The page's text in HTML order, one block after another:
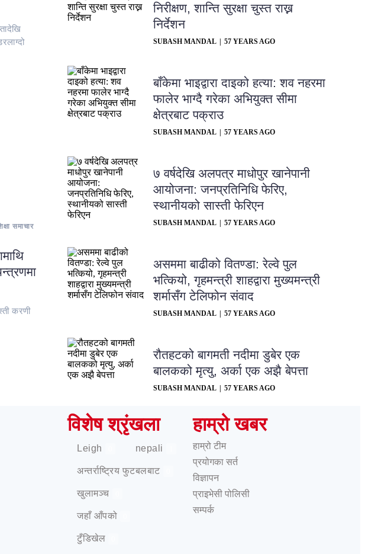
निरीक्षण, शान्ति सुरक्षा चुस्त राख्न
निर्देशन
SUBASH MANDAL 57 YEARS AGO
बाँकेमा भाइद्वारा दाइको हत्या: शव नहरमा
फालेर भाग्दै गरेका अभियुक्त सीमा
क्षेत्रबाट पक्राउ
SUBASH MANDAL 57 YEARS AGO
समाचार
करणी
७ वर्षदेखि अलपत्र माधोपुर खानेपानी
आयोजना: जनप्रतिनिधि फेरिए,
स्थानीयको सास्ती फेरिएन
SUBASH MANDAL 57 YEARS AGO
असममा बाढीको वितण्डा: रेल्वे पुल
भत्कियो, गृहमन्त्री शाहद्वारा मुख्यमन्त्री
शर्मासँग टेलिफोन संवाद
SUBASH MANDAL 57 YEARS AGO
रौतहटको बागमती नदीमा डुबेर एक
बालकको मृत्यु, अर्का एक अझै बेपत्ता
SUBASH MANDAL 57 YEARS AGO
विशेष श्रृंखला
Leigh nepali
अन्तर्राष्ट्रिय फुटबलबाट
खुलामञ्च
जहाँ आँपको
टुँडिखेल
हाम्रो खबर
हाम्रो टीम
प्रयोगका सर्त
विज्ञापन
प्राइभेसी पोलिसी
सम्पर्क